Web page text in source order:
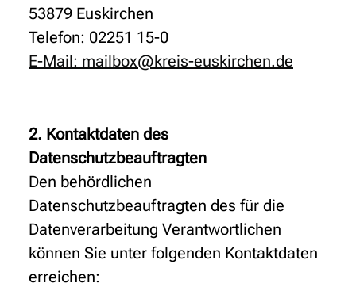
53879 Euskirchen
Telefon: 02251 15-0
E-Mail: mailbox@kreis-euskirchen.de
2. Kontaktdaten des
Datenschutzbeauftragten
Den behördlichen
Datenschutzbeauftragten des für die
Datenverarbeitung Verantwortlichen
können Sie unter folgenden Kontaktdaten
erreichen: